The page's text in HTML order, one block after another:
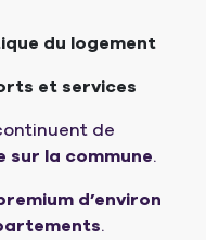
du logement
et services
de
sur la commune.
d’environ
.